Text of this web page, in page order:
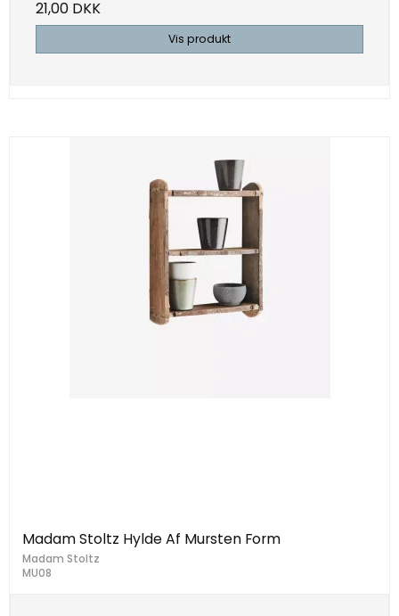
21,00 DKK
Vis produkt
Madam Stoltz Hylde Af Mursten Form
Madam Stoltz
MU08